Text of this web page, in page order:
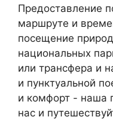
Предоставление
маршруте и
посещение
национальных
или трансфера и
и пунктуальной
и комфорт - наша
нас и